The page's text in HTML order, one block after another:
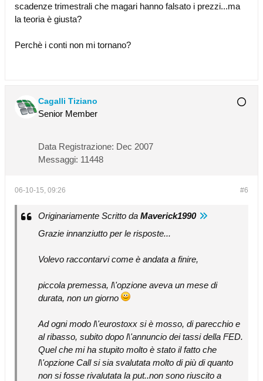
scadenze trimestrali che magari hanno falsato i prezzi...ma
la teoria è giusta?
Perchè i conti non mi tornano?
Cagalli Tiziano
Senior Member
Data Registrazione: Dec 2007
Messaggi: 11448
#6
06-10-15, 09:26
Originariamente Scritto da Maverick1990
Grazie innanziutto per le risposte...
Volevo raccontarvi come è andata a finire,
piccola premessa, l\'opzione aveva un mese di
durata, non un giorno
Ad ogni modo l\'eurostoxx si è mosso, di parecchio e
al ribasso, subito dopo l\'annuncio dei tassi della FED.
Quel che mi ha stupito molto è stato il fatto che
l\'opzione Call si sia svalutata molto di più di quanto
non si fosse rivalutata la put..non sono riuscito a